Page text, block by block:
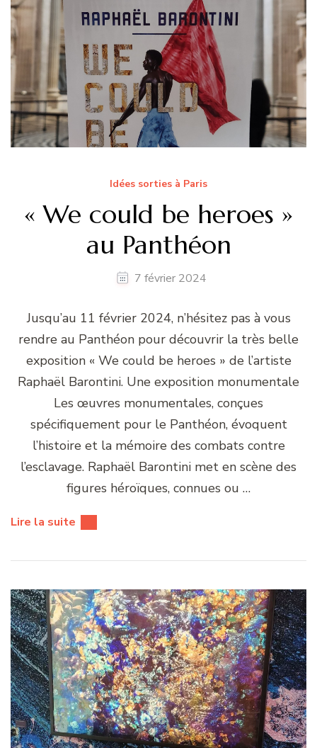
Idées sorties à Paris
« We could be heroes »
au Panthéon
7 février 2024
Jusqu’au 11 février 2024, n’hésitez pas à vous
rendre au Panthéon pour découvrir la très belle
exposition « We could be heroes » de l’artiste
Raphaël Barontini. Une exposition monumentale
Les œuvres monumentales, conçues
spécifiquement pour le Panthéon, évoquent
l’histoire et la mémoire des combats contre
l’esclavage. Raphaël Barontini met en scène des
figures héroïques, connues ou …
Lire la suite